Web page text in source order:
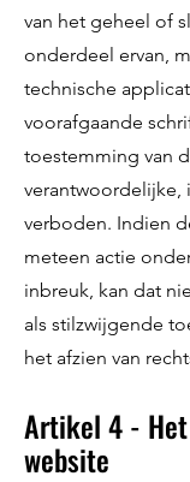
van het geheel of
onderdeel ervan,
technische
voorafgaande
toestemming van
verantwoordelijke,
verboden. Indien
meteen actie
inbreuk, kan dat
als stilzwijgende
het afzien van
Artikel 4 - Het
website